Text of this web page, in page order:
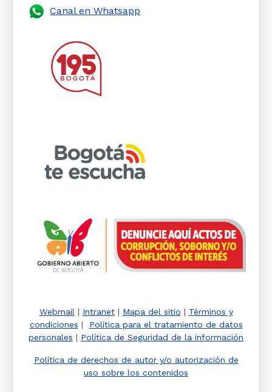
Canal en Whatsapp
Webmail | Intranet| Mapa del sitio | Términos y
condiciones | Política para el tratamiento de datos
personales | Política de Seguridad de la información
Política de derechos de autor y/o autorización de
uso sobre los contenidos